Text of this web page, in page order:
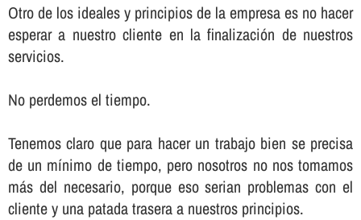
Otro de los ideales y principios de la empresa es no hacer
esperar a nuestro cliente en la finalización de nuestros
servicios.
No perdemos el tiempo.
Tenemos claro que para hacer un trabajo bien se precisa
de un mí­nimo de tiempo, pero nosotros no nos tomamos
más del necesario, porque eso serian problemas con el
cliente y una patada trasera a nuestros principios.